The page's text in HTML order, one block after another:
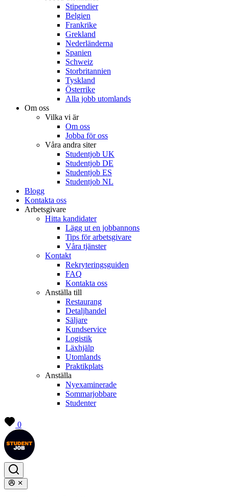
Stipendier
Belgien
Frankrike
Grekland
Nederländerna
Spanien
Schweiz
Storbritannien
Tyskland
Österrike
Alla jobb utomlands
Om oss
Vilka vi är
Om oss
Jobba för oss
Våra andra siter
Studentjob UK
Studentjob DE
Studentjob ES
Studentjob NL
Blogg
Kontakta oss
Arbetsgivare
Hitta kandidater
Lägg ut en jobbannons
Tips för arbetsgivare
Våra tjänster
Kontakt
Rekryteringsguiden
FAQ
Kontakta oss
Anställa till
Restaurang
Detaljhandel
Säljare
Kundservice
Logistik
Läxhjälp
Utomlands
Praktikplats
Anställa
Nyexaminerade
Sommarjobbare
Studenter
0